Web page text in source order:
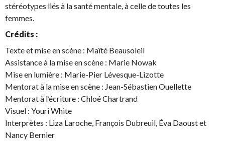
stéréotypes liés à la santé mentale, à celle de toutes les
femmes.
Crédits :
Texte et mise en scène : Maïté Beausoleil
Assistance à la mise en scène : Marie Nowak
Mise en lumière : Marie-Pier Lévesque-Lizotte
Mentorat à la mise en scène : Jean-Sébastien Ouellette
Mentorat à l’écriture : Chloé Chartrand
Visuel : Youri White
Interprètes : Liza Laroche, François Dubreuil, Éva Daoust et
Nancy Bernier